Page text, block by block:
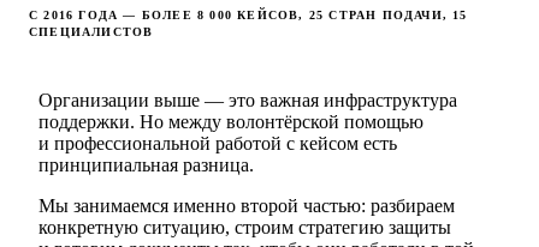
С 2016 ГОДА — БОЛЕЕ 8 000 КЕЙСОВ, 25 СТРАН ПОДАЧИ, 15
СПЕЦИАЛИСТОВ
Организации выше — это важная инфраструктура
поддержки. Но между волонтёрской помощью
и профессиональной работой с кейсом есть
принципиальная разница.
Мы занимаемся именно второй частью: разбираем
конкретную ситуацию, строим стратегию защиты